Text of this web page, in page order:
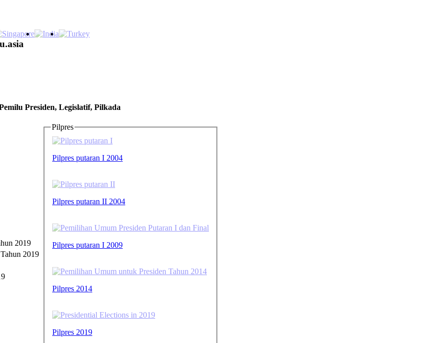
Presiden, Legislatif, Pilkada
2019
Pilpres
Pilpres putaran I 2004
Pilpres putaran II 2004
Pilpres putaran I 2009
Pilpres 2014
Pilpres 2019